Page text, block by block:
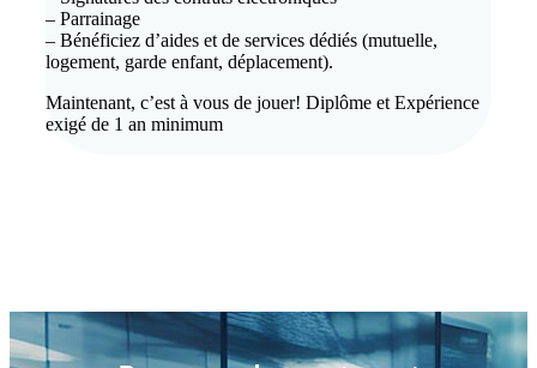
– Parrainage
– Bénéficiez d’aides et de services dédiés (mutuelle,
logement, garde enfant, déplacement).
Maintenant, c’est à vous de jouer! Diplôme et Expérience
exigé de 1 an minimum